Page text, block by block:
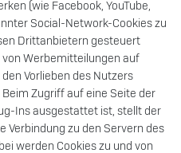
(wie Facebook, YouTube,
Social-Network-Cookies zu
Drittanbietern gesteuert
Werbemitteilungen auf
Vorlieben des Nutzers
Zugriff auf eine Seite der
Ins ausgestattet ist, stellt der
Verbindung zu den Servern des
werden Cookies zu und von